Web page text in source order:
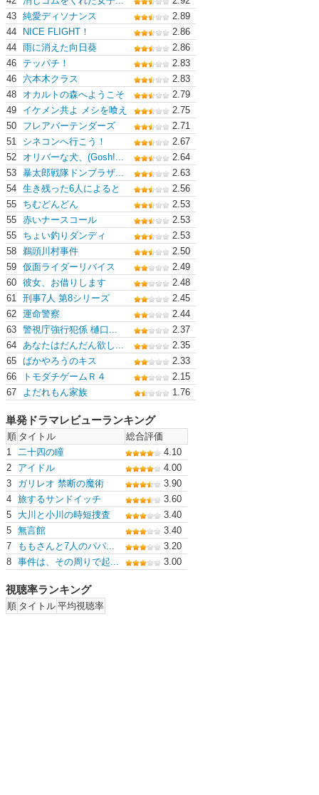
43 純愛ディソナンス
2.89
44
NICE FLIGHT！
2.86
44 雨に消えた向日葵
2.86
46
テッパチ！
2.83
46 六本木クラス
2.83
48
オカルトの森へようこそ
2.79
49
イケメン共よ メシを喰え
2.75
50
フレアバーテンダーズ
2.71
51
シネコンへ行こう！
2.67
52
オリバーな犬、(Gosh!...
2.64
53 暴太郎戦隊ドンブラザ...
2.63
54 生き残った6人によると
2.56
55
ちむどんどん
2.53
55 赤いナースコール
2.53
55
ちょい釣りダンディ
2.53
58 鵜頭川村事件
2.50
59 仮面ライダーリバイス
2.49
60 彼女、お借りします
2.48
61 刑事7人 第8シリーズ
2.45
62 運命警察
2.44
63 警視庁強行犯係 樋口...
2.37
64 あなたはだんだん欲し...
2.35
65 ばかやろうのキス
2.33
66
トモダチゲームＲ４
2.15
67
よだれもん家族 1.76
単発ドラマレビューランキング
順 タイトル
総合評価
1 二十四の瞳
4.10
2
アイドル
4.00
3
ガリレオ 禁断の魔術
3.90
4 旅するサンドイッチ
3.60
5
大川と小川の時短捜査
3.40
5 無言館
3.40
7
ももさんと7人のパパ...
3.20
8 事件は、その周りで起... 3.00
視聴率ランキング
順 タイトル 平均視聴率